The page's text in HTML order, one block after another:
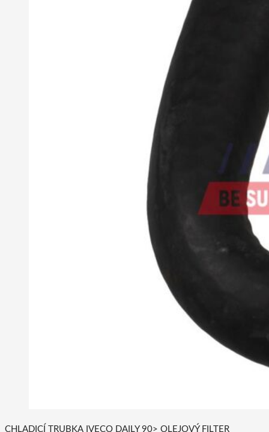
CHLADICÍ TRUBKA IVECO DAILY 90> OLEJOVÝ FILTER